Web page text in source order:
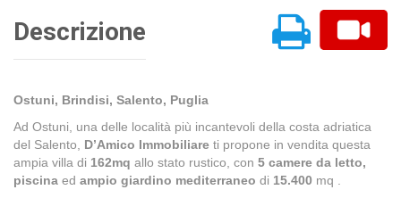
Descrizione
Ostuni, Brindisi, Salento, Puglia
Ad Ostuni, una delle località più incantevoli della costa adriatica
del Salento, D’Amico Immobiliare ti propone in vendita questa
ampia villa di 162mq allo stato rustico, con 5 camere da letto,
piscina ed ampio giardino mediterraneo di 15.400 mq .